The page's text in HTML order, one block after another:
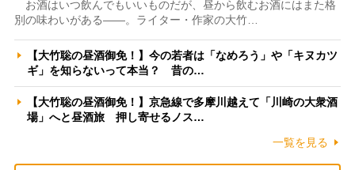
お酒はいつ飲んでもいいものだが、昼から飲むお酒にはまた格
別の味わいがある――。ライター・作家の大竹…
【大竹聡の昼酒御免！】今の若者は「なめろう」や「キヌカツ
ギ」を知らないって本当？ 昔の…
【大竹聡の昼酒御免！】京急線で多摩川越えて「川崎の大衆酒
場」へと昼酒旅 押し寄せるノス…
一覧を見る